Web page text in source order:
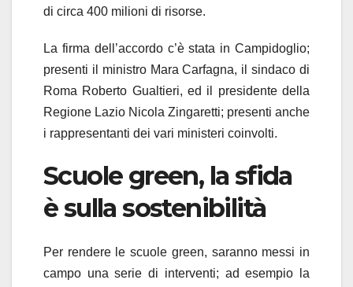
di circa 400 milioni di risorse.
La firma dell’accordo c’è stata in Campidoglio;
presenti il ministro Mara Carfagna, il sindaco di
Roma Roberto Gualtieri, ed il presidente della
Regione Lazio Nicola Zingaretti; presenti anche
i rappresentanti dei vari ministeri coinvolti.
Scuole green, la sfida
è sulla sostenibilità
Per rendere le scuole green, saranno messi in
campo una serie di interventi; ad esempio la